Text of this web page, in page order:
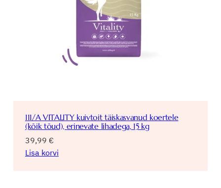
111/A VITALITY kuivtoit täiskasvanud koertele
(kõik tõud), erinevate lihadega, 15 kg
39,99 €
Lisa korvi